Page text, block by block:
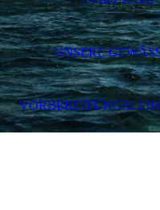
UNSERE